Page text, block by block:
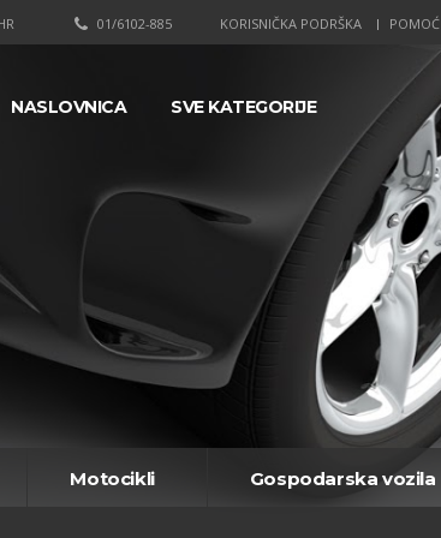
KORISNIČKA PODRŠKA POMOĆ
01/6102-885
NASLOVNICA SVE KATEGORIJE
Motocikli Gospodarska vozila